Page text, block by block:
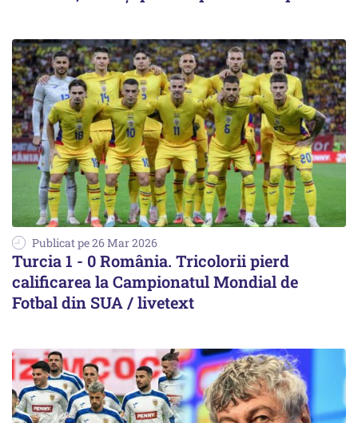
Publicat pe 26 Mar 2026
Turcia 1 - 0 România. Tricolorii pierd
calificarea la Campionatul Mondial de
Fotbal din SUA / livetext